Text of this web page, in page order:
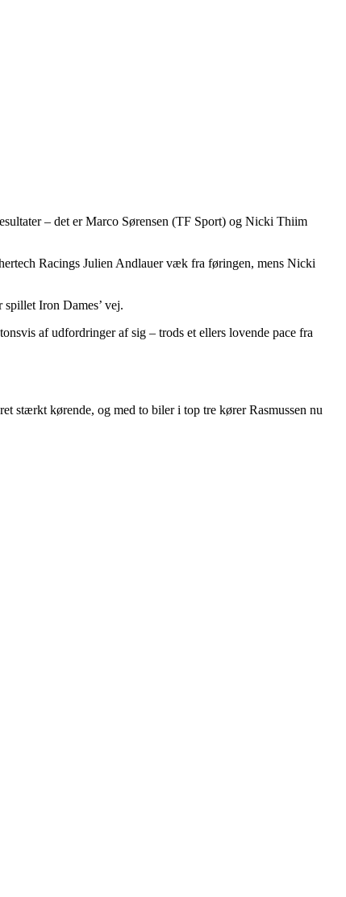
– det er Marco Sørensen (TF Sport) og Nicki Thiim
Racings Julien Andlauer væk fra føringen, mens Nicki
Iron Dames’ vej.
af udfordringer af sig – trods et ellers lovende pace fra
stærkt kørende, og med to biler i top tre kører Rasmussen nu